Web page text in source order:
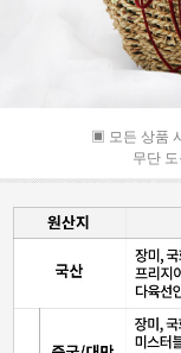
▣ 모든 상품
무단